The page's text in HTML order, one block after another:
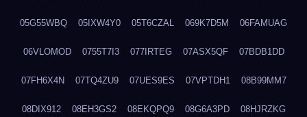
05G55WBQ 05IXW4Y0 05T6CZAL 069K7D5M 06FAMUAG
06VLOMOD 0755T7I3 077IRTEG 07ASX5QF 07BDB1DD
07FH6X4N 07TQ4ZU9 07UES9ES 07VPTDH1 08B99MM7
08DIX912 08EH3GS2 08EKQPQ9 08G6A3PD 08HJRZKG